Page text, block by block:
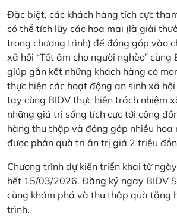
Đặc biệt, các khách hàng tích cực
có thể tích lũy các hoa mai (là giải
trong chương trình) để đóng góp vào
xã hội “Tết ấm cho người nghèo” cùng
giúp gắn kết những khách hàng có
thực hiện các hoạt động an sinh xã
tay cùng BIDV thực hiện trách nhiệm
những giá trị sống tích cực tới cộng
hàng thu thập và đóng góp nhiều hoa
được phần quà tri ân trị giá 2 triệu
Chương trình dự kiến triển khai từ
hết 15/03/2026. Đăng ký ngay BIDV
cùng khám phá và thu thập quà tặng
trình.